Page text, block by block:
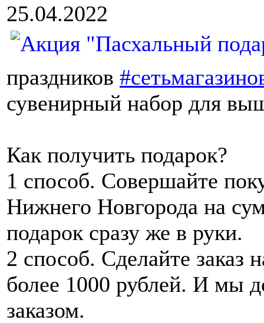
25.04.2022
праздников
сувенирный набор для
Как получить подарок?
1 способ. Совершайте
Нижнего Новгорода на
подарок сразу же в руки.
2 способ. Сделайте заказ
более 1000 рублей. И мы
заказом.